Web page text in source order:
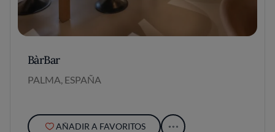
BàrBar
PALMA, ESPAÑA
AÑADIR A FAVORITOS